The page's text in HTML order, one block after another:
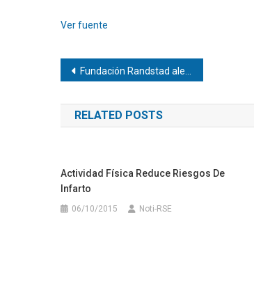
Ver fuente
Navegación
de
entradas
Fundación Randstad alerta sobre la brecha laboral en discapacidad
RELATED POSTS
Actividad Física Reduce Riesgos De
Infarto
06/10/2015 Noti-RSE